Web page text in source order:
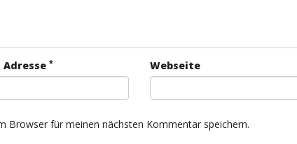
Adresse * Webseite
Browser für meinen nächsten Kommentar speichern.